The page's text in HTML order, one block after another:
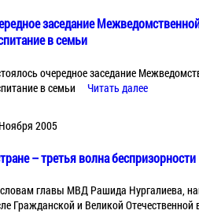
заседание
в семьи
очередное заседание
в семьи
Читать далее
2005
– третья волна беспризорности
главы МВД Рашида Нургалиева,
Гражданской и Великой Отечественной